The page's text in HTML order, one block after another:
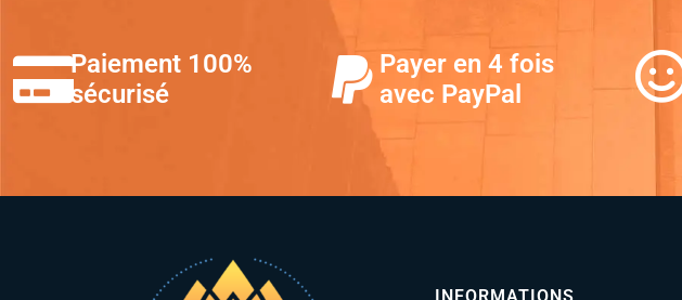
Paiement 100%
sécurisé
Payer en 4 fois
avec PayPal